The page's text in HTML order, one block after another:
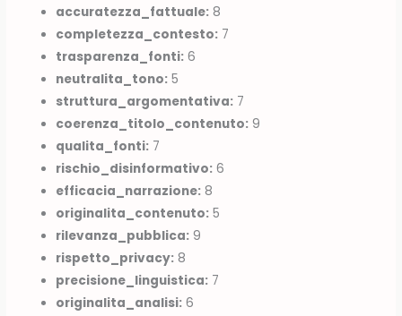
accuratezza_fattuale: 8
completezza_contesto: 7
trasparenza_fonti: 6
neutralita_tono: 5
struttura_argomentativa: 7
coerenza_titolo_contenuto: 9
qualita_fonti: 7
rischio_disinformativo: 6
efficacia_narrazione: 8
originalita_contenuto: 5
rilevanza_pubblica: 9
rispetto_privacy: 8
precisione_linguistica: 7
originalita_analisi: 6